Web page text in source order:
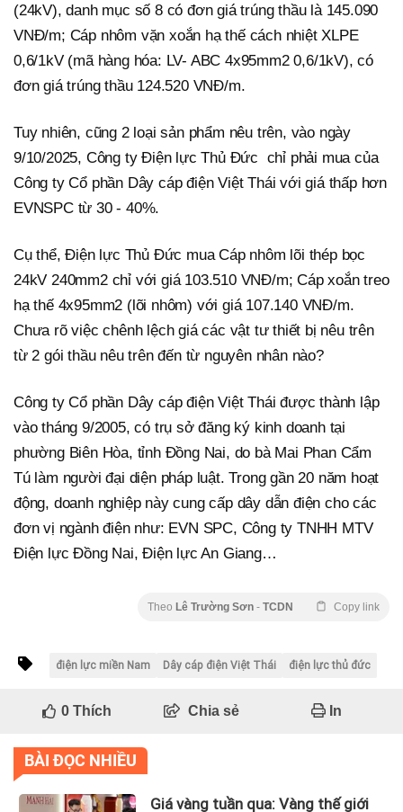
(24kV), danh mục số 8 có đơn giá trúng thầu là 145.090
VNĐ/m; Cáp nhôm vặn xoắn hạ thế cách nhiệt XLPE
0,6/1kV (mã hàng hóa: LV- ABC 4x95mm2 0,6/1kV), có
đơn giá trúng thầu 124.520 VNĐ/m.
Tuy nhiên, cũng 2 loại sản phẩm nêu trên, vào ngày
9/10/2025, Công ty Điện lực Thủ Đức chỉ phải mua của
Công ty Cổ phần Dây cáp điện Việt Thái với giá thấp hơn
EVNSPC từ 30 - 40%.
Cụ thể, Điện lực Thủ Đức mua Cáp nhôm lõi thép bọc
24kV 240mm2 chỉ với giá 103.510 VNĐ/m; Cáp xoắn treo
hạ thế 4x95mm2 (lõi nhôm) với giá 107.140 VNĐ/m.
Chưa rõ việc chênh lệch giá các vật tư thiết bị nêu trên
từ 2 gói thầu nêu trên đến từ nguyên nhân nào?
Công ty Cổ phần Dây cáp điện Việt Thái được thành lập
vào tháng 9/2005, có trụ sở đăng ký kinh doanh tại
phường Biên Hòa, tỉnh Đồng Nai, do bà Mai Phan Cẩm
Tú làm người đại diện pháp luật. Trong gần 20 năm hoạt
động, doanh nghiệp này cung cấp dây dẫn điện cho các
đơn vị ngành điện như: EVN SPC, Công ty TNHH MTV
Điện lực Đồng Nai, Điện lực An Giang…
Theo Lê Trường Sơn - TCDN Copy link
điện lực miền Nam Dây cáp điện Việt Thái điện lực thủ đức
0Thích Chia sẻ In
BÀI ĐỌC NHIỀU
Giá vàng tuần qua: Vàng thế giới